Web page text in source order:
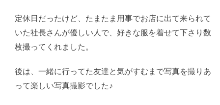
定休日だったけど、たまたま用事でお店に出て来られて
いた社長さんが優しい人で、好きな服を着せて下さり数
枚撮ってくれました。
後は、一緒に行ってた友達と気がすむまで写真を撮りあ
って楽しい写真撮影でした♪